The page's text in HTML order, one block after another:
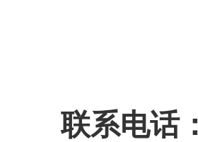
联系电话：